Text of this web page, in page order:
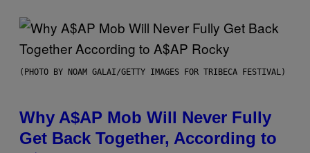
(PHOTO BY NOAM GALAI/GETTY IMAGES FOR TRIBECA FESTIVAL)
Why A$AP Mob Will Never Fully
Get Back Together, According to